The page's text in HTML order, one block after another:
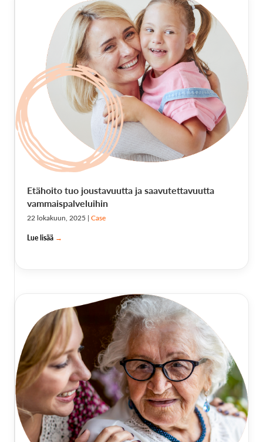
Etähoito tuo joustavuutta ja saavutettavuutta
vammaispalveluihin
22 lokakuun, 2025 | Case
Lue lisää →